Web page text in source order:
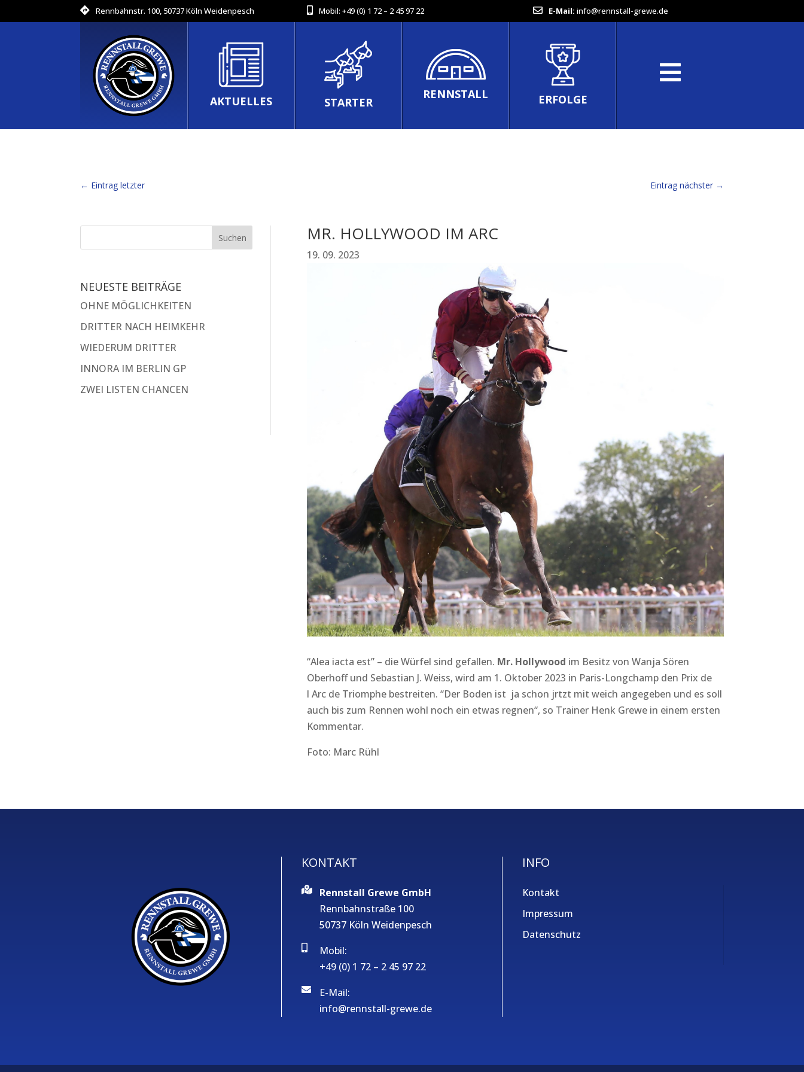
Rennbahnstr. 100, 50737 Köln Weidenpesch Mobil: +49 (0) 1 72 – 2 45 97 22 E-Mail: info@rennstall-grewe.de
AKTUELLES STARTER
RENNSTALL ERFOLGE
← Eintrag letzter Eintrag nächster→
NEUESTE BEITRÄGE
OHNE MÖGLICHKEITEN
DRITTER NACH HEIMKEHR
WIEDERUM DRITTER
INNORA IM BERLIN GP
ZWEI LISTEN CHANCEN
MR. HOLLYWOOD IM ARC
19. 09. 2023
“Alea iacta est” – die Würfel sind gefallen. Mr. Hollywood im Besitz von Wanja Sören
Oberhoff und Sebastian J. Weiss, wird am 1. Oktober 2023 in Paris-Longchamp den Prix de
l Arc de Triomphe bestreiten. “Der Boden ist ja schon jrtzt mit weich angegeben und es soll
auch bis zum Rennen wohl noch ein etwas regnen“, so Trainer Henk Grewe in einem ersten
Kommentar.
Foto: Marc Rühl
KONTAKT
Rennstall Grewe GmbH
Rennbahnstraße 100
50737 Köln Weidenpesch
Mobil:
+49 (0) 1 72 – 2 45 97 22
E-Mail:
info@rennstall-grewe.de
INFO
Kontakt
Impressum
Datenschutz